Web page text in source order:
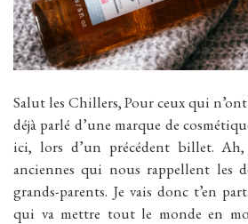
Salut les Chillers, Pour ceux qui
déjà parlé d’une marque de
ici, lors d’un précédent billet.
anciennes qui nous rappellent les
grands-parents. Je vais donc t’en
qui va mettre tout le monde en